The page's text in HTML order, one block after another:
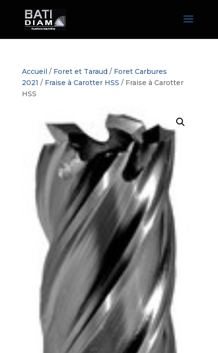
Accueil / Foret et Taraud/ Foret Carbures
2021 / Fraise à Carotter HSS / Fraise à Carotter
HSS